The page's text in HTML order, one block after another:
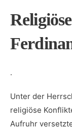
.
Unter der
religiöse⁤
Aufruhr​